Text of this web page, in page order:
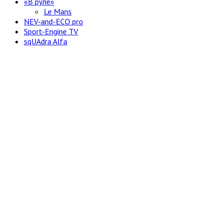
Le Mans
NEV-and-ECO pro
Sport-Engine TV
sqUAdra Alfa